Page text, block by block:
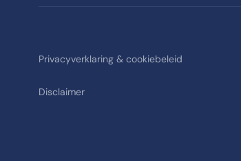
Privacyverklaring & cookiebeleid
Disclaimer